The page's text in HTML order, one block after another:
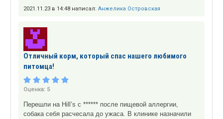
2021.11.23 в 14:48 написал: Анжелика Островская
Отличный корм, который спас нашего любимого
питомца!
Оценка: 5
Перешли на Hill’s с ****** после пищевой аллергии,
собака себя расчесала до ужаса. В клинике назначили